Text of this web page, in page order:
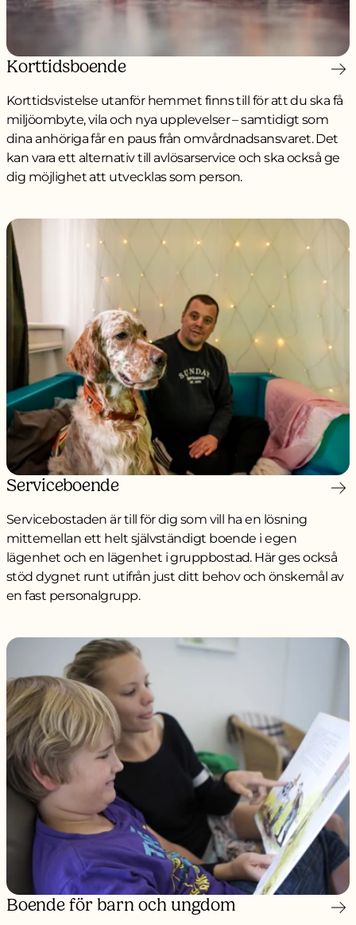
Korttidsboende
Korttidsvistelse utanför hemmet finns till för att du ska få
miljöombyte, vila och nya upplevelser – samtidigt som
dina anhöriga får en paus från omvårdnadsansvaret. Det
kan vara ett alternativ till avlösarservice och ska också ge
dig möjlighet att utvecklas som person.
Serviceboende
Servicebostaden är till för dig som vill ha en lösning
mittemellan ett helt självständigt boende i egen
lägenhet och en lägenhet i gruppbostad. Här ges också
stöd dygnet runt utifrån just ditt behov och önskemål av
en fast personalgrupp.
Boende för barn och ungdom